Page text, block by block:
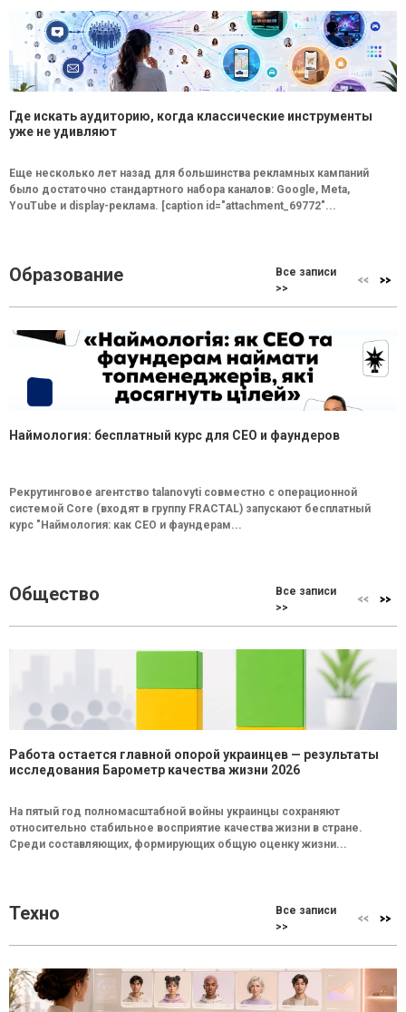
Где искать аудиторию, когда классические инструменты
уже не удивляют
Еще несколько лет назад для большинства рекламных кампаний
было достаточно стандартного набора каналов: Google, Meta,
YouTube и display-реклама. [caption id="attachment_69772"...
Образование
Все записи
>>
Наймология: бесплатный курс для CEO и фаундеров
Рекрутинговое агентство talanovyti совместно с операционной
системой Core (входят в группу FRACTAL) запускают бесплатный
курс "Наймология: как СEO и фаундерам...
Общество
Все записи
>>
Работа остается главной опорой украинцев — результаты
исследования Барометр качества жизни 2026
На пятый год полномасштабной войны украинцы сохраняют
относительно стабильное восприятие качества жизни в стране.
Среди составляющих, формирующих общую оценку жизни...
Техно
Все записи
>>